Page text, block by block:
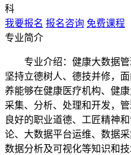
科
我要报名 报名咨询 免费课程
专业简介
专业介绍：健康大数据管
坚持立德树人、德技并修，
养能够在健康医疗机构、健
采集、分析、处理和开发，
良好的职业道德、工匠精神
论、大数据平台运维、数据
数据分析及可视化等知识和